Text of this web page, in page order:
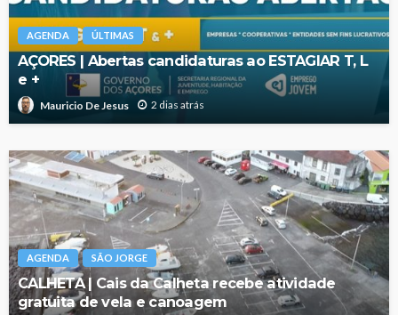
AGENDA ÚLTIMAS
AÇORES | Abertas candidaturas ao ESTAGIAR T, L
e +
Mauricio De Jesus 2 dias atrás
AGENDA SÃO JORGE
CALHETA | Cais da Calheta recebe atividade
gratuita de vela e canoagem